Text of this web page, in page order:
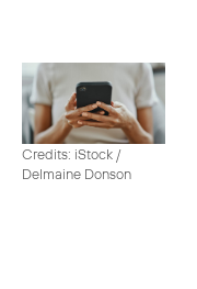
Credits: iStock /
Delmaine Donson